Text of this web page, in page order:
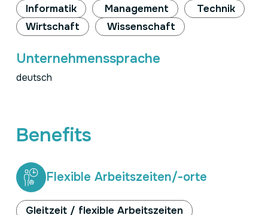
Informatik Management
Technik
Wirtschaft
Wissenschaft
Unternehmenssprache
deutsch
Benefits
Flexible Arbeitszeiten/-orte
Gleitzeit / flexible Arbeitszeiten